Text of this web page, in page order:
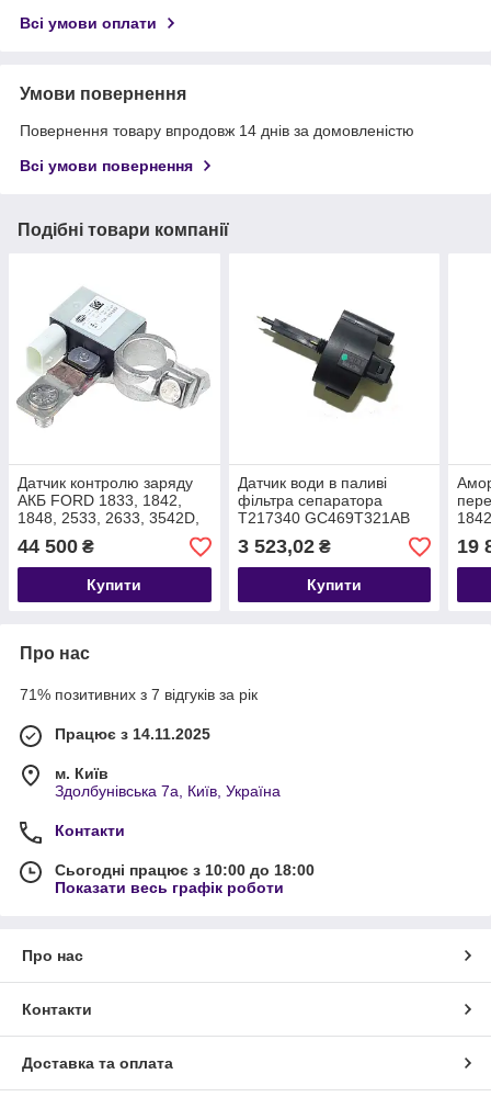
Всі умови оплати
Умови повернення
Повернення товару впродовж 14 днів за домовленістю
Всі умови повернення
Подібні товари компанії
Датчик контролю заряду
АКБ FORD 1833, 1842,
1848, 2533, 2633, 3542D,
3542T, 4142D T422291
GC4610C679AB
44 500 ₴
Купити
Датчик води в паливі
фільтра сепаратора
T217340 GC469T321AB
3 523,02₴
Купити
19
Про нас
71% позитивних з 7 відгуків за рік
Працює з 14.11.2025
м. Київ
Здолбунівська 7а, Київ, Україна
Контакти
Сьогодні працює з 10:00 до 18:00
Показати весь графік роботи
Про нас
Контакти
Доставка та оплата